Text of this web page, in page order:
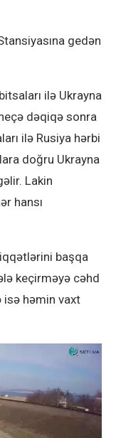
gedən
ilə Ukrayna
dəqiqə sonra
ilə Rusiya hərbi
doğru Ukrayna
Lakin
hansı
başqa
keçirməyə cəhd
isə həmin vaxt